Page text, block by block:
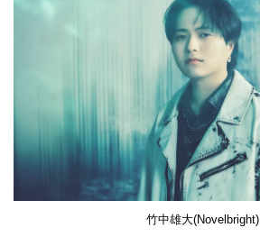
竹中雄大(Novelbright)